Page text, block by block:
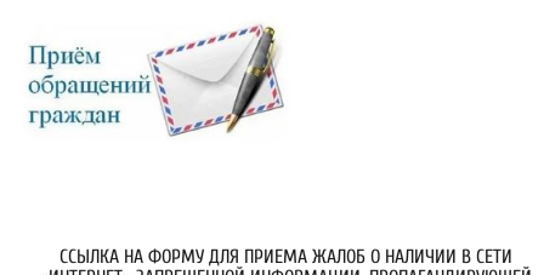
ССЫЛКА НА ФОРМУ ДЛЯ ПРИЕМА ЖАЛОБ О НАЛИЧИИ В СЕТИ